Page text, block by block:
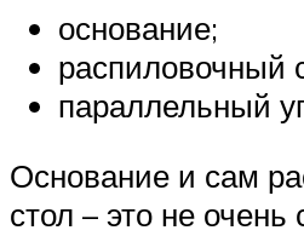
основание;
распиловочный
параллельный
Основание и сам
стол – это не